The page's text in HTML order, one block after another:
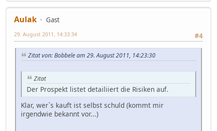
Aulak
Gast
#4
29. August 2011, 14:33:34
Zitat von: Bobbele am 29. August 2011, 14:23:30
Zitat
Der Prospekt listet detailiiert die Risiken auf.
Klar, wer`s kauft ist selbst schuld (kommt mir
irgendwie bekannt vor...)